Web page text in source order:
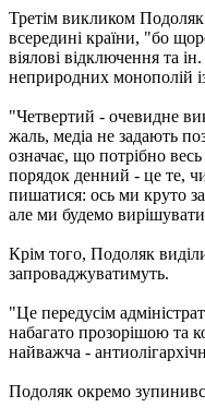
Третім викликом Подоляк
всередині країни, "бо
віялові відключення та
неприродних монополій
"Четвертий - очевидне
жаль, медіа не задають
означає, що потрібно
порядок денний - це те,
пишатися: ось ми круто
але ми будемо вирішувати
Крім того, Подоляк
запроваджуватимуть.
"Це передусім
набагато прозорішою та
найважча -
Подоляк окремо